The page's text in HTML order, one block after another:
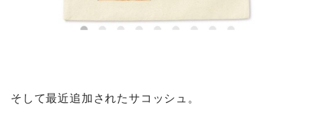
そして最近追加されたサコッシュ。